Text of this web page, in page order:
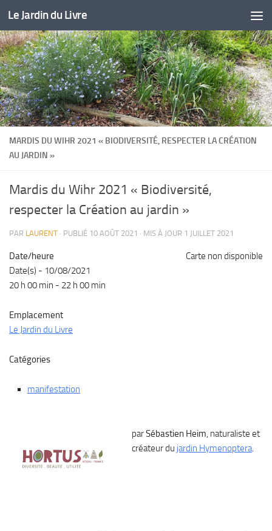
Skip to content
Le Jardin du Livre
MARDIS DU WIHR 2021 « BIODIVERSITÉ, RESPECTER LA CRÉATION
AU JARDIN »
Mardis du Wihr 2021 « Biodiversité,
respecter la Création au jardin »
PAR LAURENT · PUBLIÉ 10 AOÛT 2021 · MIS À JOUR 1 JUILLET 2021
Carte non disponible
Date/heure
Date(s) - 10/08/2021
20 h 00 min - 22 h 00 min
Emplacement
Le Jardin du Livre
Catégories
manifestation
parSébastien Heim , naturaliste et
créateur du jardin Hymenoptera